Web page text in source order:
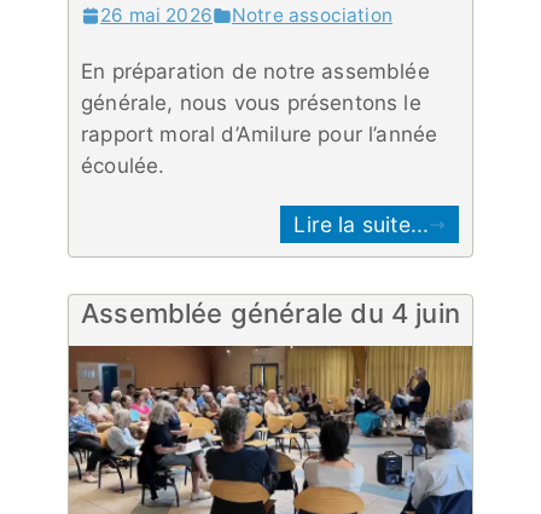
26 mai 2026 Notre association
En préparation de notre assemblée
générale, nous vous présentons le
rapport moral d’Amilure pour l’année
écoulée.
Lire la suite...
Assemblée générale du 4 juin